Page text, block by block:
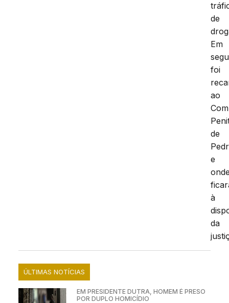
de
Em
foi
ao
de
e
à
da
ÚLTIMAS NOTÍCIAS
EM PRESIDENTE DUTRA, HOMEM É PRESO
POR DUPLO HOMICÍDIO